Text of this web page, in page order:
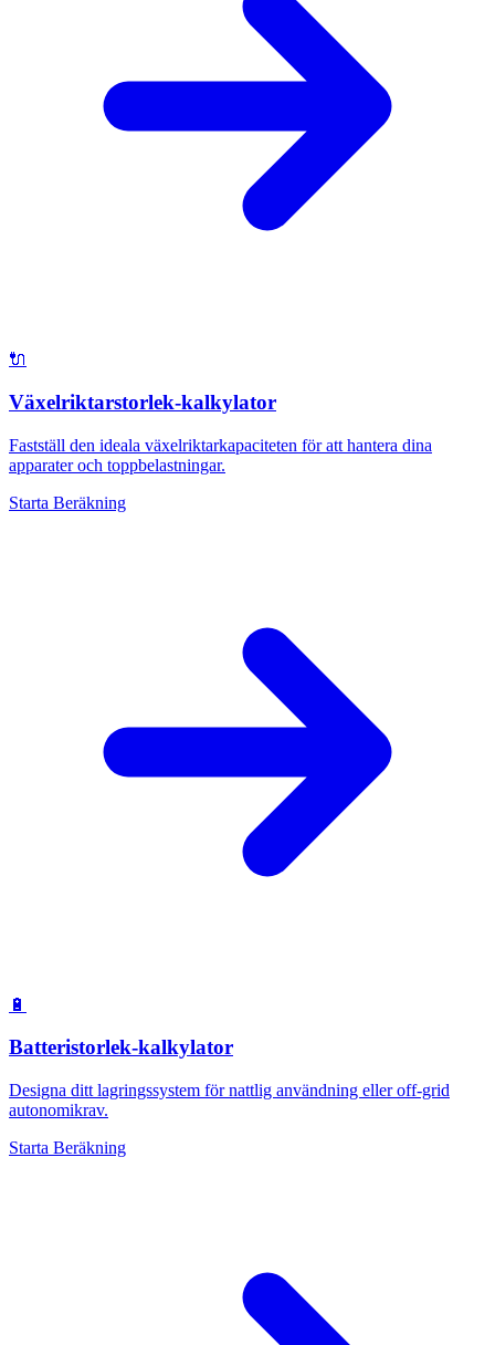
🔌
Växelriktarstorlek-kalkylator
Fastställ den ideala växelriktarkapaciteten för att hantera dina
apparater och toppbelastningar.
Starta Beräkning
🔋
Batteristorlek-kalkylator
Designa ditt lagringssystem för nattlig användning eller off-grid
autonomikrav.
Starta Beräkning